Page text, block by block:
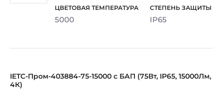
5000 IP65
IETC-Пром-403884-75-15000 с БАП (75Вт, IP65, 15000Лм,
4К)